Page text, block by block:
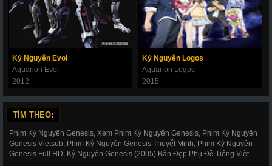
Kỷ Nguyên Evol
Aquarion Evol
2012
Kỷ Nguyên Logos
Aquarion Logos
2015
TÌM THEO:
Phim Kỷ Nguyên Genesis, Xem Phim Kỷ Nguyên Genesis, Phim Kỷ Nguyên
Genesis Vietsub, Phim Kỷ Nguyên Genesis Thuyết Minh, Phim Kỷ Nguyên
Genesis Full HD, Kỷ Nguyên Genesis (2005) Bản Đẹp Phụ Đề Tiếng Việt.